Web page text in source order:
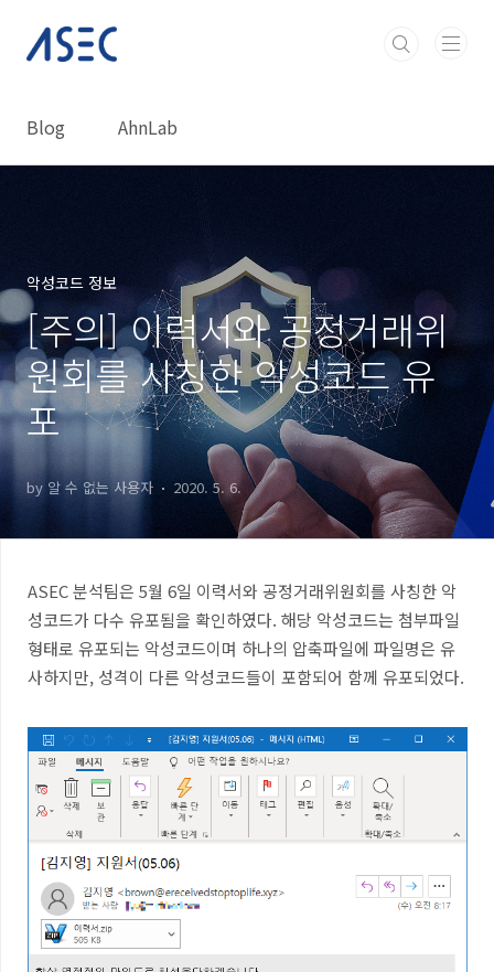
Blog AhnLab
악성코드 정보
[주의] 이력서와 공정거래위
원회를 사칭한 악성코드 유
포
by 알 수 없는 사용자 2020. 5. 6.
ASEC분석팀은 5월 6일 이력서와 공정거래위원회를 사칭한 악
성코드가 다수 유포됨을 확인하였다. 해당 악성코드는 첨부파일
형태로 유포되는 악성코드이며 하나의 압축파일에 파일명은 유
사하지만, 성격이 다른 악성코드들이 포함되어 함께 유포되었다.